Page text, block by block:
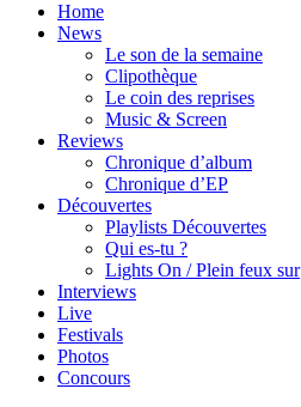
Home
News
Le son de la semaine
Clipothèque
Le coin des reprises
Music & Screen
Reviews
Chronique d’album
Chronique d’EP
Découvertes
Playlists Découvertes
Qui es-tu ?
Lights On / Plein feux sur
Interviews
Live
Festivals
Photos
Concours